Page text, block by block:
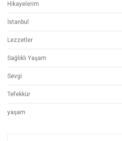
Hikayelerim
İstanbul
Lezzetler
Sağlıklı Yaşam
Sevgi
Tefekkür
yaşam